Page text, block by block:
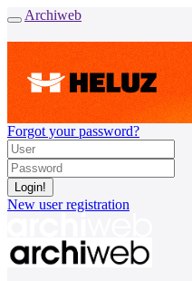
Archiweb
Forgot your password?
New user registration